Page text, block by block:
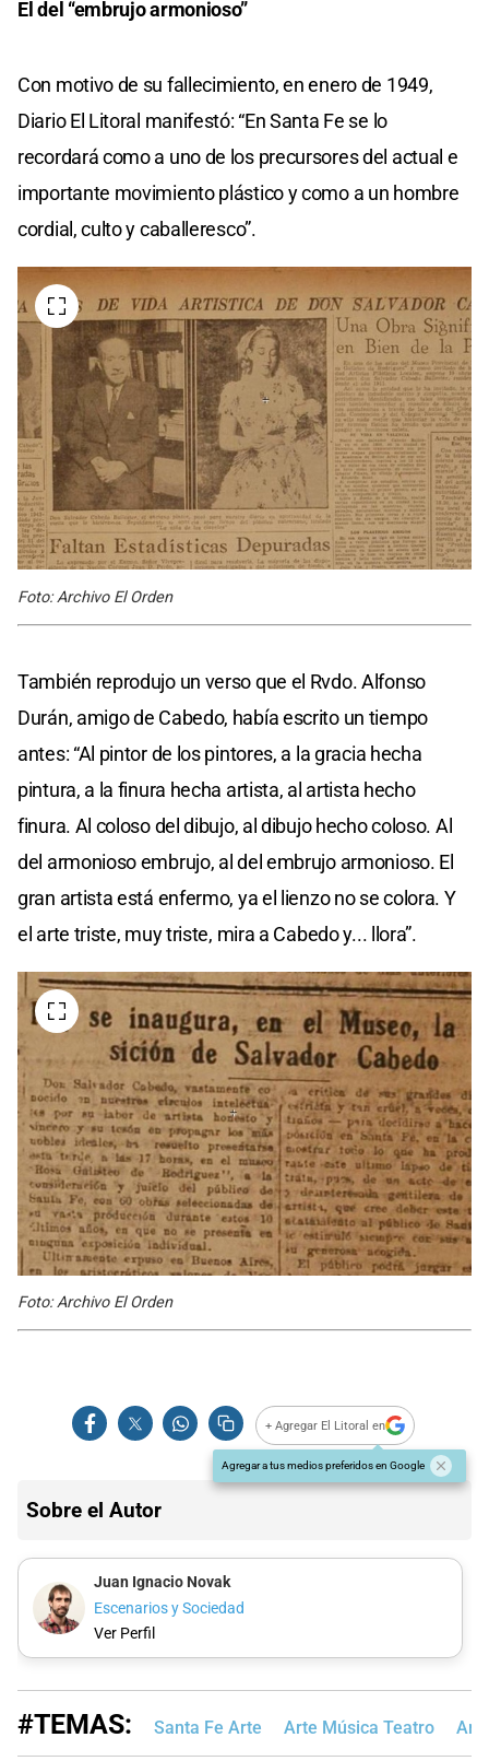
El del “embrujo armonioso”
Con motivo de su fallecimiento, en enero de 1949,
Diario El Litoral manifestó: “En Santa Fe se lo
recordará como a uno de los precursores del actual e
importante movimiento plástico y como a un hombre
cordial, culto y caballeresco”.
Foto: Archivo El Orden
También reprodujo un verso que el Rvdo. Alfonso
Durán, amigo de Cabedo, había escrito un tiempo
antes: “Al pintor de los pintores, a la gracia hecha
pintura, a la finura hecha artista, al artista hecho
finura. Al coloso del dibujo, al dibujo hecho coloso. Al
del armonioso embrujo, al del embrujo armonioso. El
gran artista está enfermo, ya el lienzo no se colora. Y
el arte triste, muy triste, mira a Cabedo y... llora”.
Foto: Archivo El Orden
+ Agregar El Litoral en
Agregar a tus medios preferidos en Google
Sobre el Autor
Juan Ignacio Novak
Escenarios y Sociedad
Ver Perfil
#TEMAS: Santa Fe Arte Arte Música Teatro